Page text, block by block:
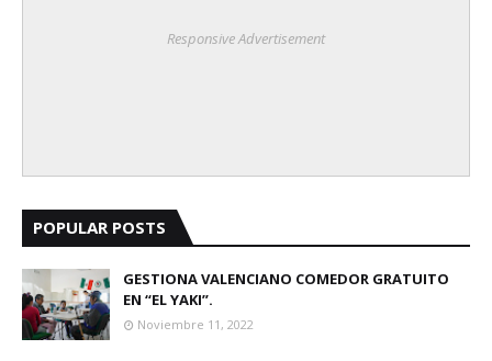
Responsive Advertisement
POPULAR POSTS
GESTIONA VALENCIANO COMEDOR GRATUITO
EN “EL YAKI”.
Noviembre 11, 2022